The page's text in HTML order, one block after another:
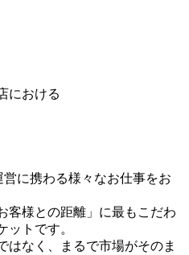
における
に携わる様々なお仕事をお
客様との距離」に最もこだわ
ットです。
はなく、まるで市場がそのま